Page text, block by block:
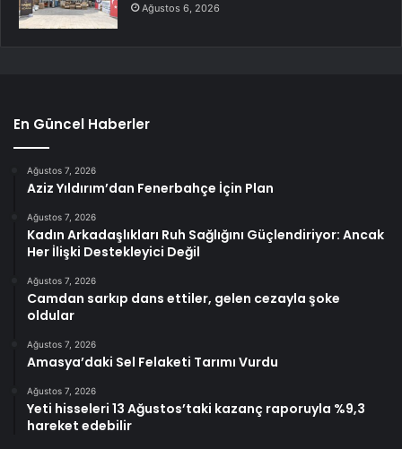
Ağustos 6, 2026
En Güncel Haberler
Ağustos 7, 2026
Aziz Yıldırım’dan Fenerbahçe İçin Plan
Ağustos 7, 2026
Kadın Arkadaşlıkları Ruh Sağlığını Güçlendiriyor: Ancak
Her İlişki Destekleyici Değil
Ağustos 7, 2026
Camdan sarkıp dans ettiler, gelen cezayla şoke
oldular
Ağustos 7, 2026
Amasya’daki Sel Felaketi Tarımı Vurdu
Ağustos 7, 2026
Yeti hisseleri 13 Ağustos’taki kazanç raporuyla %9,3
hareket edebilir